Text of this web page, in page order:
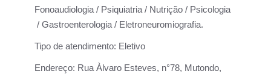
Fonoaudiologia / Psiquiatria / Nutrição / Psicologia
/ Gastroenterologia / Eletroneuromiografia.
Tipo de atendimento: Eletivo
Endereço: Rua Àlvaro Esteves, n°78, Mutondo,